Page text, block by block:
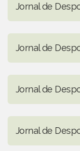
Jornal de
Jornal de
Jornal de
Jornal de